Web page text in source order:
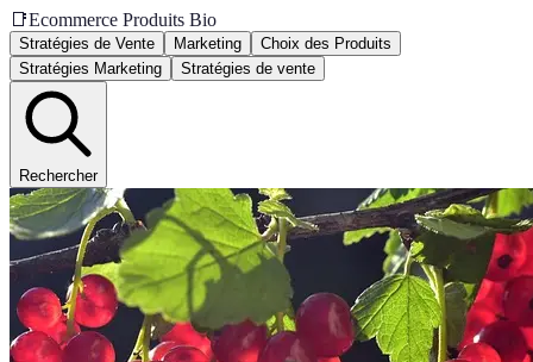
📑Ecommerce Produits Bio
Stratégies de Vente Marketing
Choix des Produits
Stratégies Marketing
Stratégies de vente
Rechercher